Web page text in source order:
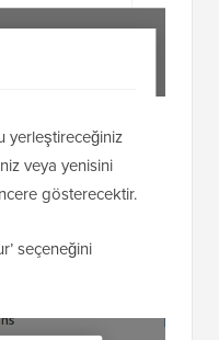
yerleştireceğiniz
veya yenisini
gösterecektir.
seçeneğini